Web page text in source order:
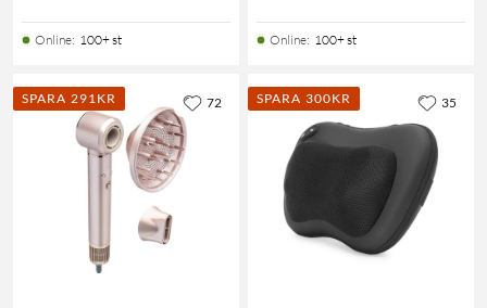
Online: 100+ st Online: 100+ st
SPARA 291KR 72 SPARA 300KR 35